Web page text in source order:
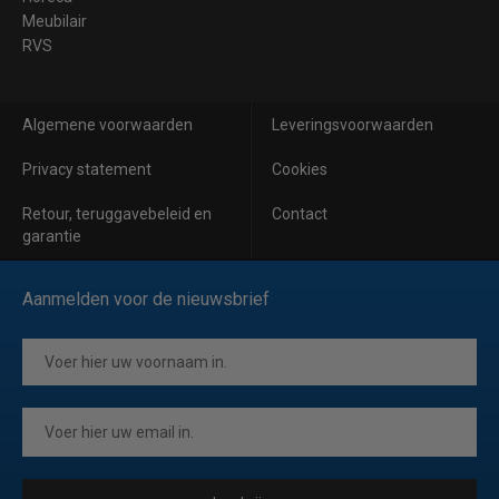
Meubilair
RVS
Algemene voorwaarden Leveringsvoorwaarden
Privacy statement Cookies
Retour, teruggavebeleid en
garantie
Contact
Aanmelden voor de nieuwsbrief